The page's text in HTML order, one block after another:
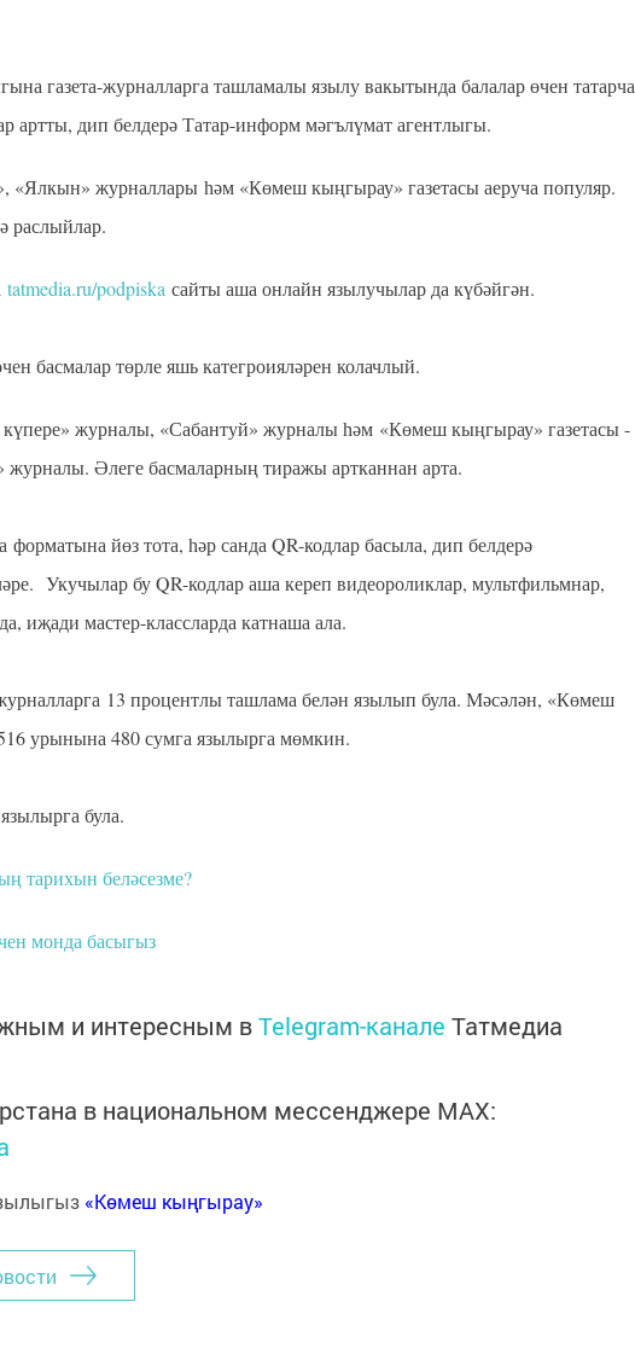
газета-журналларга ташламалы язылу вакытында балалар өчен татарча
артты, дип белдерә Татар-информ мәгълүмат агентлыгы.
«Ялкын» журналлары һәм «Көмеш кыңгырау» газетасы аеруча популяр.
раслыйлар.
tatmedia.ru/podpiska сайты аша онлайн язылучылар да күбәйгән.
басмалар төрле яшь категроияләрен колачлый.
күпере» журналы, «Сабантуй» журналы һәм «Көмеш кыңгырау» газетасы -
Әлеге басмаларның тиражы артканнан арта.
форматына йөз тота, һәр санда QR-кодлар басыла, дип белдерә
Укучылар бу QR-кодлар аша кереп видеороликлар, мультфильмнар,
иҗади мастер-классларда катнаша ала.
журналларга 13 процентлы ташлама белән язылып була. Мәсәлән, «Көмеш
урынына 480 сумга язылырга мөмкин.
була.
тарихын беләсезме?
монда басыгыз
и интересным вTelegram-канале Татмедиа
в национальном мессенджере MАХ:
«Көмеш кыңгырау»